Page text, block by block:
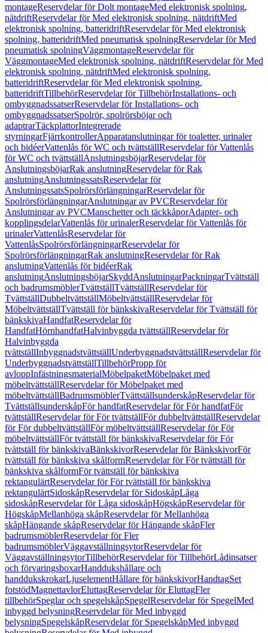
montageReservdelar för Dolt montageMed elektronisk spolning,
nätdriftReservdelar för Med elektronisk spolning, nätdriftMed
elektronisk spolning, batteridriftReservdelar för Med elektronisk
spolning, batteridriftMed pneumatisk spolningReservdelar för Med
pneumatisk spolningVäggmontageReservdelar för
VäggmontageMed elektronisk spolning, nätdriftReservdelar för Med
elektronisk spolning, nätdriftMed elektronisk spolning,
batteridriftReservdelar för Med elektronisk spolning,
batteridriftTillbehörReservdelar för TillbehörInstallations- och
ombyggnadssatserReservdelar för Installations- och
ombyggnadssatserSpolrör, spolrörsböjar och
adaptrarTäckplattorIntegrerade
styrningarFjärrkontrollerApparatanslutningar för toaletter, urinaler
och bidéerVattenlås för WC och tvättställReservdelar för Vattenlås
för WC och tvättställAnslutningsböjarReservdelar för
AnslutningsböjarRak anslutningReservdelar för Rak
anslutningAnslutningssatsReservdelar för
AnslutningssatsSpolrörsförlängningarReservdelar för
SpolrörsförlängningarAnslutningar av PVCReservdelar för
Anslutningar av PVCManschetter och täckkåporAdapter- och
kopplingsdelarVattenlås för urinalerReservdelar för Vattenlås för
urinalerVattenlåsReservdelar för
VattenlåsSpolrörsförlängningarReservdelar för
SpolrörsförlängningarRak anslutningReservdelar för Rak
anslutningVattenlås för bidéerRak
anslutningAnslutningsböjarSkyddAnslutningarPackningarTvättställ
och badrumsmöblerTvättställTvättställReservdelar för
TvättställDubbeltvättställMöbeltvättställReservdelar för
MöbeltvättställTvättställ för bänkskivaReservdelar för Tvättställ för
bänkskivaHandfatReservdelar för
HandfatHörnhandfatHalvinbyggda tvättställReservdelar för
Halvinbyggda
tvättställInbyggnadstvättställUnderbyggnadstvättställReservdelar för
UnderbyggnadstvättställTillbehörPropp för
avloppInfästningsmaterialMöbelpaketMöbelpaket med
möbeltvättställReservdelar för Möbelpaket med
möbeltvättställBadrumsmöblerTvättställsunderskåpReservdelar för
TvättställsunderskåpFör handfatReservdelar för För handfatFör
tvättställReservdelar för För tvättställFör dubbeltvättställReservdelar
för För dubbeltvättställFör möbeltvättställReservdelar för För
möbeltvättställFör tvättställ för bänkskivaReservdelar för För
tvättställ för bänkskivaBänkskivorReservdelar för BänkskivorFör
tvättställ för bänkskiva skålformReservdelar för För tvättställ för
bänkskiva skålformFör tvättställ för bänkskiva
rektangulärtReservdelar för För tvättställ för bänkskiva
rektangulärtSidoskåpReservdelar för SidoskåpLåga
sidoskåpReservdelar för Låga sidoskåpHögskåpReservdelar för
HögskåpMellanhöga skåpReservdelar för Mellanhöga
skåpHängande skåpReservdelar för Hängande skåpFler
badrumsmöblerReservdelar för Fler
badrumsmöblerVäggavställningsytorReservdelar för
VäggavställningsytorTillbehörReservdelar för TillbehörLådinsatser
och förvaringsboxarHanddukshållare och
handdukskrokarLjuselementHållare för bänkskivorHandtagSet
fotstödMagnettavlorEluttagReservdelar för EluttagFler
tillbehörSpeglar och spegelskåpSpegelReservdelar för SpegelMed
inbyggd belysningReservdelar för Med inbyggd
belysningSpegelskåpReservdelar för SpegelskåpMed inbyggd